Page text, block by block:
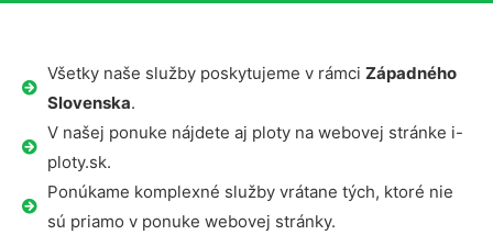
Všetky naše služby poskytujeme v rámci Západného
Slovenska.
V našej ponuke nájdete aj ploty na webovej stránke i-
ploty.sk.
Ponúkame komplexné služby vrátane tých, ktoré nie
sú priamo v ponuke webovej stránky.